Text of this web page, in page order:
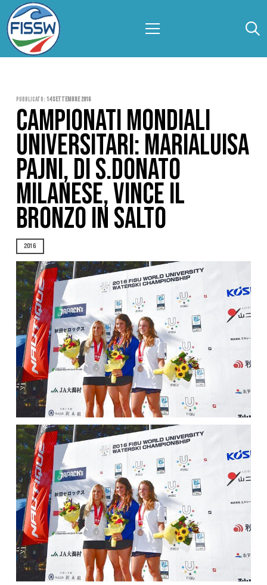
Pubblicato: 14 Settembre 2016
CAMPIONATI MONDIALI
UNIVERSITARI: MARIALUISA
PAJNI, DI S.DONATO
MILANESE, VINCE IL
BRONZO IN SALTO
2016